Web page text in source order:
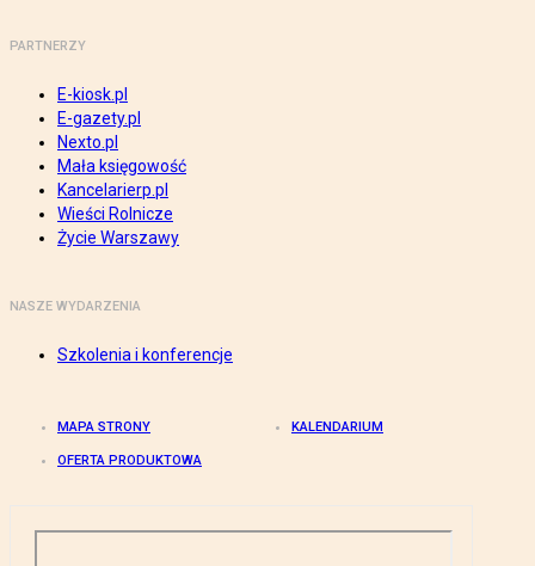
PARTNERZY
E-kiosk.pl
E-gazety.pl
Nexto.pl
Mała księgowość
Kancelarierp.pl
Wieści Rolnicze
Życie Warszawy
NASZE WYDARZENIA
Szkolenia i konferencje
MAPA STRONY KALENDARIUM
OFERTA PRODUKTOWA